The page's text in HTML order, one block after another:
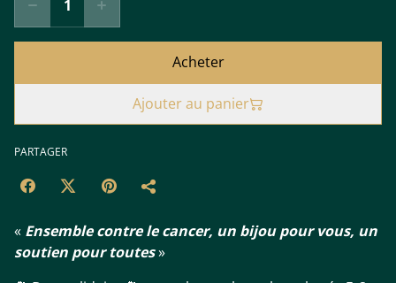
Acheter
Ajouter au panier
PARTAGER
« Ensemble contre le cancer, un bijou pour vous, un
soutien pour toutes»